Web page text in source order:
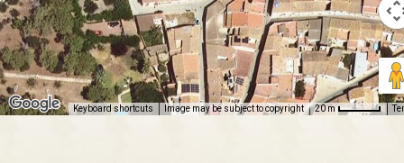
Keyboard shortcuts Image may be subject to copyright 20 m